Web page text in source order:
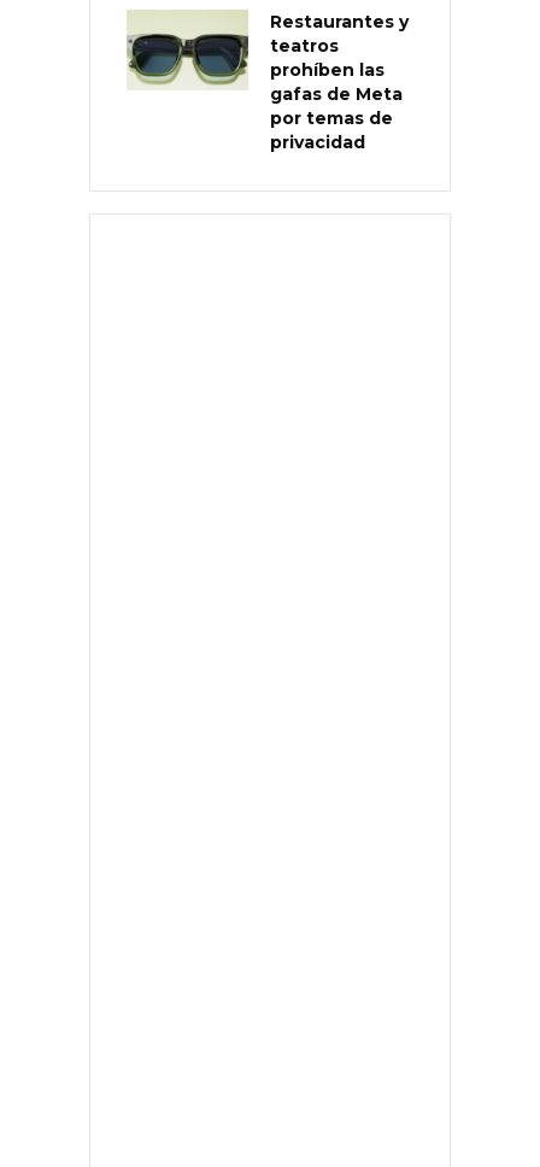
Restaurantes y
teatros
prohíben las
gafas de Meta
por temas de
privacidad